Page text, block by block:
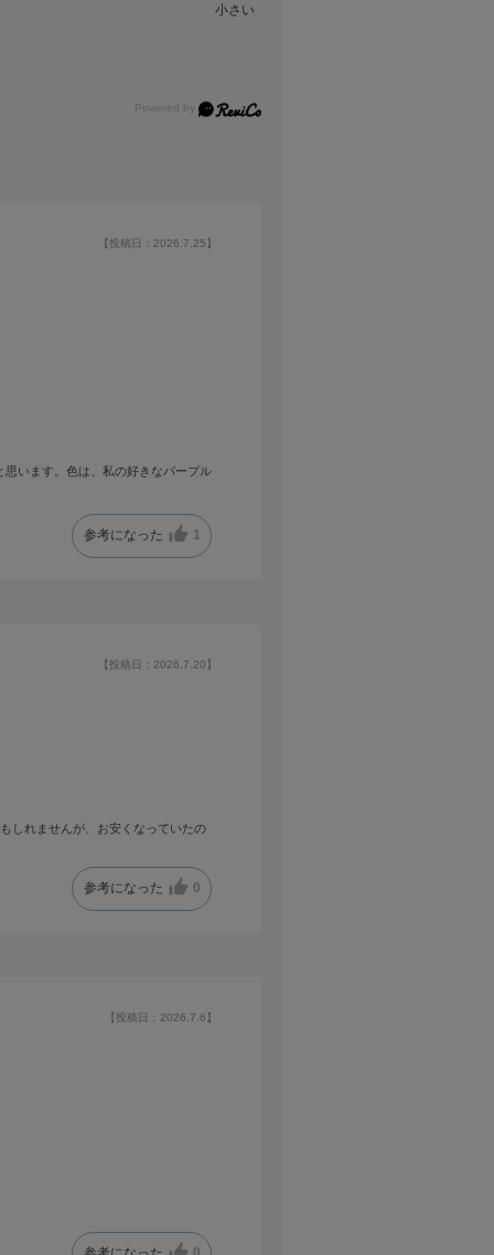
小さい
【投稿日：2026.7.25】
思います。色は、私の好きなパープル
参考になった 1
【投稿日：2026.7.20】
しれませんが、お安くなっていたの
参考になった 0
【投稿日：2026.7.6】